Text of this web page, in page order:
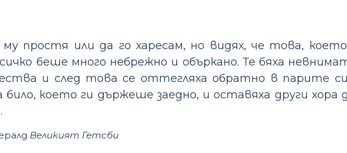
простя или да го харесам, но видях, че това,
беше много небрежно и объркано. Те бяха
и след това се оттегляха обратно в парите
било, което ги държеше заедно, и оставяха други
Великият Гетсби